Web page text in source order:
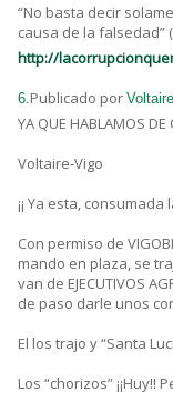
“No basta decir
causa de la falsedad”
http://
6.Publicado por
YA QUE HABLAMOS
Voltaire-Vigo
¡¡ Ya esta,
Con permiso de
mando en plaza, se
van de EJECUTIVOS
de paso darle unos
El los trajo y “Santa
Los “chorizos” ¡¡Huy!!